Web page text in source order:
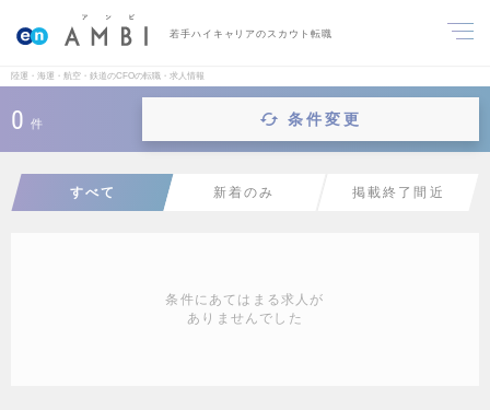
若手ハイキャリアのスカウト転職
陸運・海運・航空・鉄道のCFOの転職・求人情報
0 件 条件変更
すべて 新着のみ 掲載終了間近
条件にあてはまる求人が
ありませんでした